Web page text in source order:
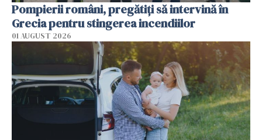
Pompierii români, pregătiţi să intervină în
Grecia pentru stingerea incendiilor
01 AUGUST 2026